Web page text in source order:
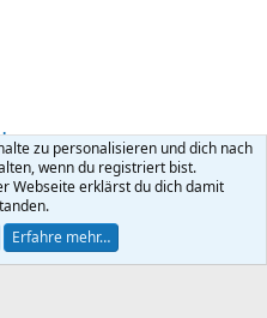
Datenschutz Hilfe
R
2026 XenForo Ltd.
zu personalisieren und dich nach
wenn du registriert bist.
Webseite erklärst du dich damit
Erfahre mehr…